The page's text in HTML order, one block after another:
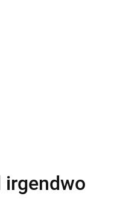
irgendwo